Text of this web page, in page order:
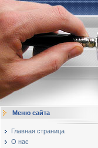
Меню сайта
Главная страница
О нас